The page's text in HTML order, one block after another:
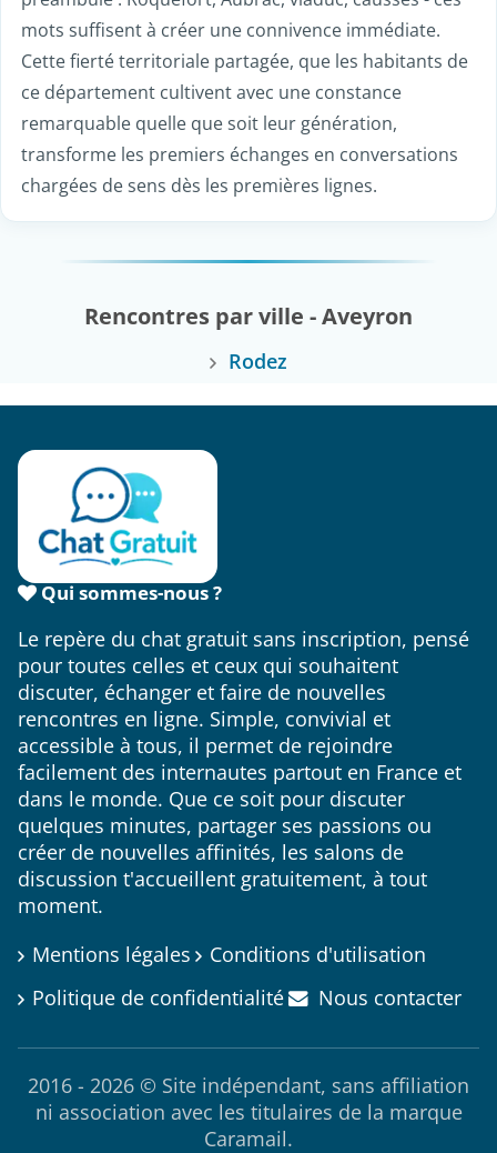
mots suffisent à créer une connivence immédiate.
Cette fierté territoriale partagée, que les habitants de
ce département cultivent avec une constance
remarquable quelle que soit leur génération,
transforme les premiers échanges en conversations
chargées de sens dès les premières lignes.
Rencontres par ville - Aveyron
Rodez
Qui sommes-nous ?
Le repère du chat gratuit sans inscription, pensé
pour toutes celles et ceux qui souhaitent
discuter, échanger et faire de nouvelles
rencontres en ligne. Simple, convivial et
accessible à tous, il permet de rejoindre
facilement des internautes partout en France et
dans le monde. Que ce soit pour discuter
quelques minutes, partager ses passions ou
créer de nouvelles affinités, les salons de
discussion t'accueillent gratuitement, à tout
moment.
Mentions légales
Conditions d'utilisation
Politique de confidentialité
Nous contacter
2016 - 2026 © Site indépendant, sans affiliation
ni association avec les titulaires de la marque
Caramail.